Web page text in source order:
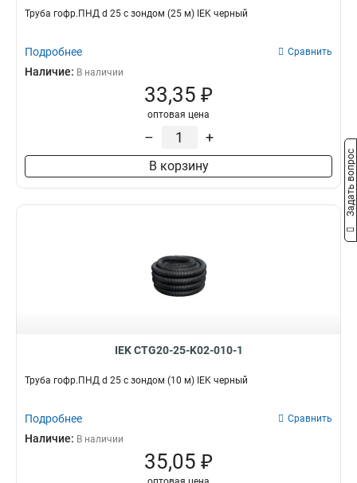
Труба гофр.ПНД d 25 с зондом (25 м) IEK черный
Подробнее Сравнить
Наличие: В наличии
33,35 ₽
оптовая цена
– +
В корзину
IEK CTG20-25-K02-010-1
Труба гофр.ПНД d 25 с зондом (10 м) IEK черный
Подробнее Сравнить
Наличие: В наличии
35,05 ₽
Задать вопрос